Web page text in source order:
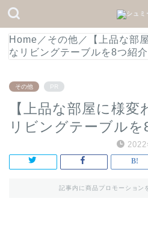
Home ／ その他 ／
【上品な部
なリビングテーブルを8つ紹介
その他 PR
【上品な部屋に様
リビングテーブルを
2022
記事内に商品プロモーション